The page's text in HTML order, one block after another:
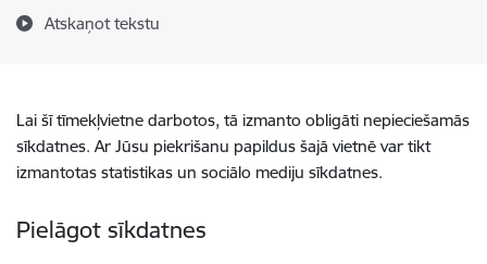
Atskaņot tekstu
Lai šī tīmekļvietne darbotos, tā izmanto obligāti nepieciešamās
sīkdatnes. Ar Jūsu piekrišanu papildus šajā vietnē var tikt
izmantotas statistikas un sociālo mediju sīkdatnes.
Pielāgot sīkdatnes